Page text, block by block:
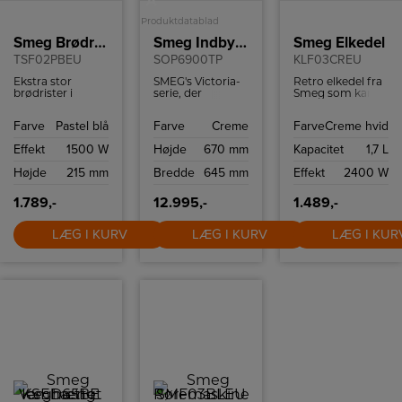
Smeg Brødrister
TSF02PBEU
Ekstra stor
brødrister i
med plads til 4
Brødristeren har
ristningsindstillinger
funktion.
Farve
Pastel blå
Effekt
1500 W
Højde
215 mm
1.789,-
LÆG I KURV
Produktdatablad
Smeg Indbygningsovn
SOP6900TP
SMEG's Victoria-
serie, der
med moderne
ovn i cremefarve
design og rustfrit
tilføjer elegance
til ethvert
køkken.
Farve
Creme
Højde
670 mm
Bredde
645 mm
12.995,-
LÆG I KURV
Smeg Elkedel
KLF03CREU
Retro elkedel fra
Smeg som kan
tørkogningssikring
ved 100ºC.
FarveCreme hvid
Kapacitet
1,7 L
Effekt
2400 W
1.489,-
LÆG I